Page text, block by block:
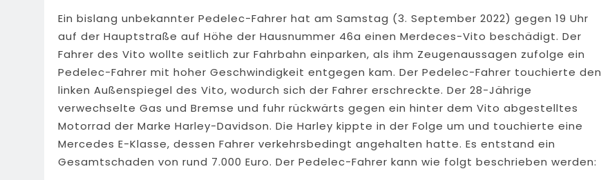
Ein bislang unbekannter Pedelec-Fahrer hat am Samstag (3. September 2022) gegen 19 Uhr
auf der Hauptstraße auf Höhe der Hausnummer 46a einen Merdeces-Vito beschädigt. Der
Fahrer des Vito wollte seitlich zur Fahrbahn einparken, als ihm Zeugenaussagen zufolge ein
Pedelec-Fahrer mit hoher Geschwindigkeit entgegen kam. Der Pedelec-Fahrer touchierte den
linken Außenspiegel des Vito, wodurch sich der Fahrer erschreckte. Der 28-Jährige
verwechselte Gas und Bremse und fuhr rückwärts gegen ein hinter dem Vito abgestelltes
Motorrad der Marke Harley-Davidson. Die Harley kippte in der Folge um und touchierte eine
Mercedes E-Klasse, dessen Fahrer verkehrsbedingt angehalten hatte. Es entstand ein
Gesamtschaden von rund 7.000 Euro. Der Pedelec-Fahrer kann wie folgt beschrieben werden: